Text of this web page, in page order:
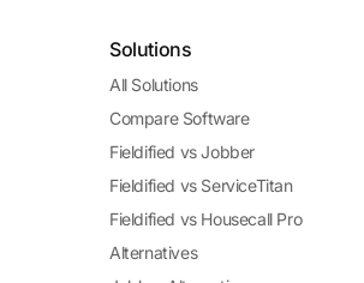
Solutions
All Solutions
Compare Software
Fieldified vs Jobber
Fieldified vs ServiceTitan
Fieldified vs Housecall Pro
Alternatives